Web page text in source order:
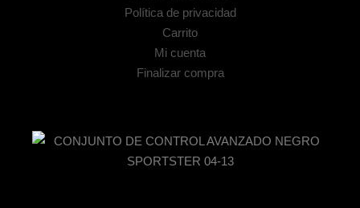
Política de privacidad
Carrito
Mi cuenta
Finalizar compra